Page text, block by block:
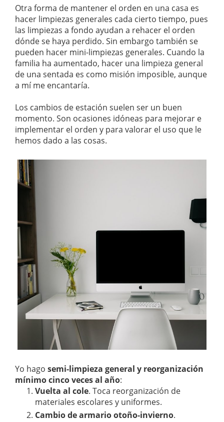
Otra forma de mantener el orden en una casa es
hacer limpiezas generales cada cierto tiempo, pues
las limpiezas a fondo ayudan a rehacer el orden
dónde se haya perdido. Sin embargo también se
pueden hacer mini-limpiezas generales. Cuando la
familia ha aumentado, hacer una limpieza general
de una sentada es como misión imposible, aunque
a mí me encantaría.
Los cambios de estación suelen ser un buen
momento. Son ocasiones idóneas para mejorar e
implementar el orden y para valorar el uso que le
hemos dado a las cosas.
Yo hago semi-limpieza general y reorganización
mínimo cinco veces al año:
Vuelta al cole. Toca reorganización de
materiales escolares y uniformes.
Cambio de armario otoño-invierno.